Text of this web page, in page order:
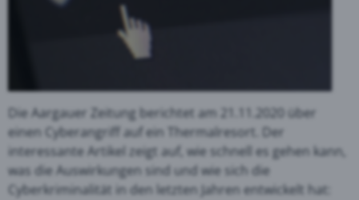
Die Aargauer Zeitung berichtet am 21.11.2020 über
einen Cyberangriff auf ein Thermalresort. Der
interessante Artikel zeigt auf, wie schnell es gehen kann,
was die Auswirkungen sind und wie sich die
Cyberkriminalität in den letzten Jahren entwickelt hat: